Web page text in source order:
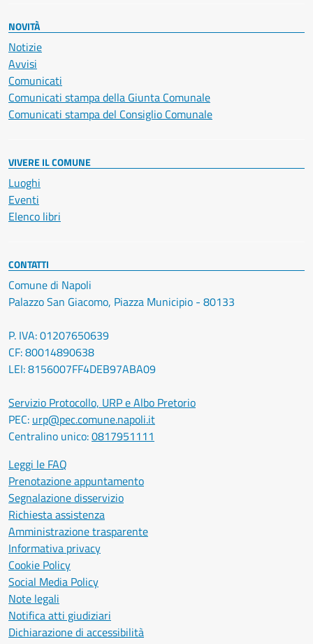
NOVITÀ
Notizie
Avvisi
Comunicati
Comunicati stampa della Giunta Comunale
Comunicati stampa del Consiglio Comunale
VIVERE IL COMUNE
Luoghi
Eventi
Elenco libri
CONTATTI
Comune di Napoli
Palazzo San Giacomo, Piazza Municipio - 80133
P. IVA: 01207650639
CF: 80014890638
LEI: 8156007FF4DEB97ABA09
Servizio Protocollo, URP e Albo Pretorio
PEC: urp@pec.comune.napoli.it
Centralino unico:0817951111
Leggi le FAQ
Prenotazione appuntamento
Segnalazione disservizio
Richiesta assistenza
Amministrazione trasparente
Informativa privacy
Cookie Policy
Social Media Policy
Note legali
Notifica atti giudiziari
Dichiarazione di accessibilità